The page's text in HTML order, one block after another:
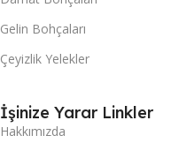
Gelin Bohçaları
Çeyizlik Yelekler
İşinize Yarar Linkler
Hakkımızda